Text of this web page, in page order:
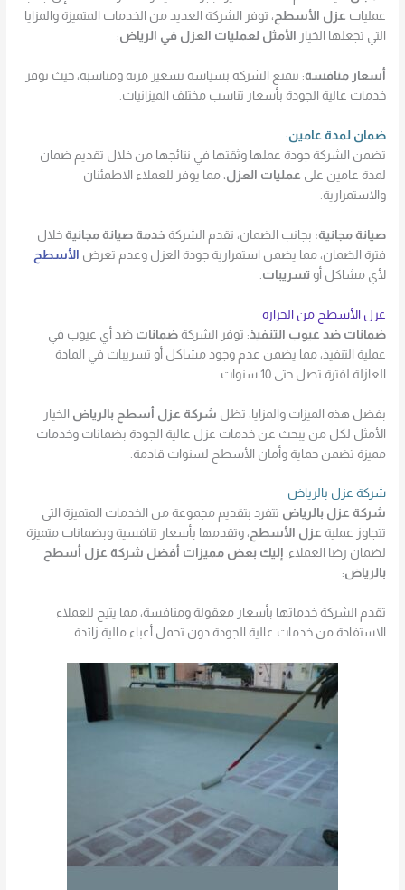
عمليات عزل الأسطح، توفر الشركة العديد من الخدمات المتميزة والمزايا
التي تجعلها الخيار الأمثل لعمليات العزل في الرياض:
أسعار منافسة: تتمتع الشركة بسياسة تسعير مرنة ومناسبة، حيث توفر
خدمات عالية الجودة بأسعار تناسب مختلف الميزانيات.
ضمان لمدة عامين:
تضمن الشركة جودة عملها وثقتها في نتائجها من خلال تقديم ضمان
لمدة عامين على عمليات العزل، مما يوفر للعملاء الاطمئنان
والاستمرارية.
صيانة مجانية: بجانب الضمان، تقدم الشركة خدمة صيانة مجانية خلال
فترة الضمان، مما يضمن استمرارية جودة العزل وعدم تعرض
الأسطح
لأي مشاكل أوتسريبات
عزل الأسطح من الحرارة
ضمانات ضد عيوب التنفيذ: توفر الشركةضمانات ضد أي عيوب في
عملية التنفيذ، مما يضمن عدم وجود مشاكل أو تسريبات في المادة
العازلة لفترة تصل حتى 10 سنوات.
بفضل هذه الميزات والمزايا، تظل شركة عزل أسطح بالرياض الخيار
الأمثل لكل من يبحث عن خدمات عزل عالية الجودة بضمانات وخدمات
مميزة تضمن حماية وأمان الأسطح لسنوات قادمة.
شركة عزل بالرياض
شركة عزل بالرياض تتفرد بتقديم مجموعة من الخدمات المتميزة التي
تتجاوز عملية عزل الأسطح، وتقدمها بأسعار تنافسية وبضمانات متميزة
لضمان رضا العملاء. إليك بعض مميزات أفضل شركة عزل أسطح
بالرياض:
تقدم الشركة خدماتها بأسعار معقولة ومنافسة، مما يتيح للعملاء
الاستفادة من خدمات عالية الجودة دون تحمل أعباء مالية زائدة.